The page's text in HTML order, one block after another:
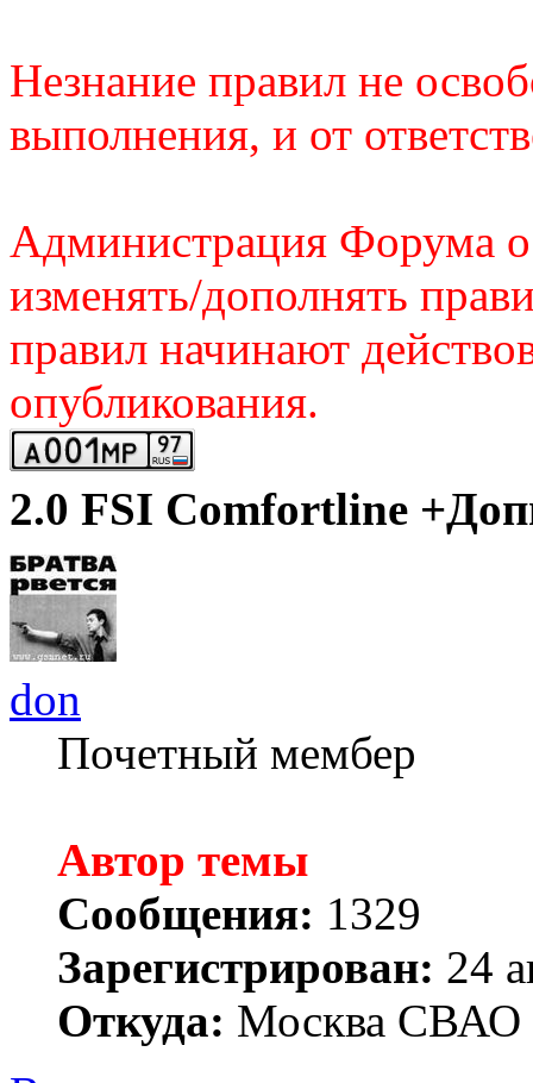
Hезнание правил не
выполнения, и от
Администрация Форума
изменять/дополнять
правил начинают
опубликования.
2.0 FSI Comfortline
don
Почетный мембер
Автор темы
Сообщения: 1329
Зарегистрирован: 24
Откуда: Москва СВАО